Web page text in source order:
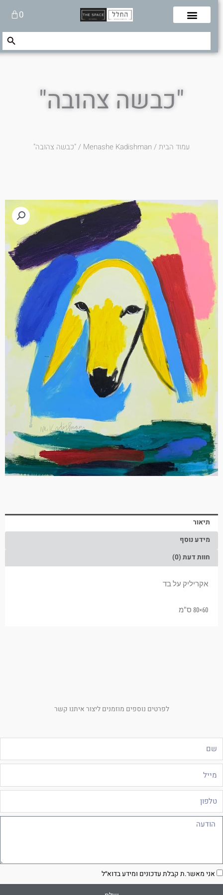
0עגלת
קניות
Search
Search Button
"כבשה צהובה"
עמוד הבית/
Menashe Kadishman/ "כבשה צהובה"
תיאור
מידע נוסף
חוות דעת (0)
אקריליק על בד
60×80 ס"מ
לפרטים נוספים מוזמנים ליצור איתנו קשר
אני מאשר.ת קבלת עדכונים ומידע בדוא״ל